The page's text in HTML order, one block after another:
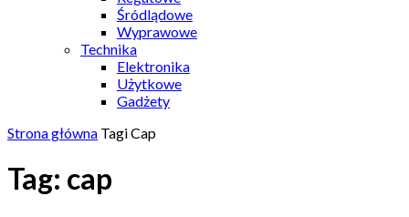
Śródlądowe
Wyprawowe
Technika
Elektronika
Użytkowe
Gadżety
Strona główna TagiCap
Tag: cap